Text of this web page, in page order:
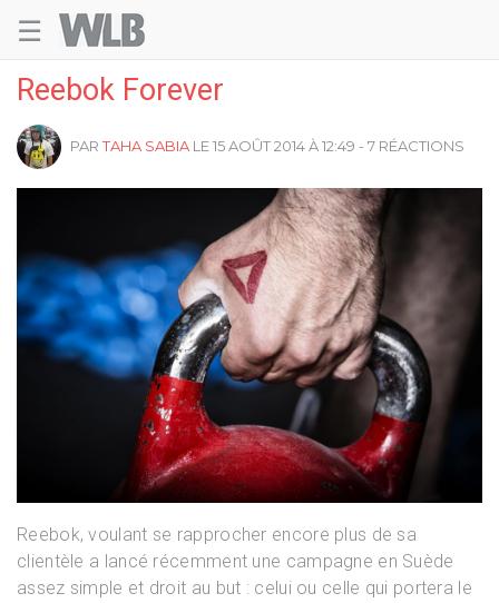
☰
Reebok Forever
PARTAHA SABIA LE 15 AOÛT 2014 À 12:49 - 7 RÉACTIONS
Reebok, voulant se rapprocher encore plus de sa
clientèle a lancé récemment une campagne en Suède
assez simple et droit au but : celui ou celle qui portera le